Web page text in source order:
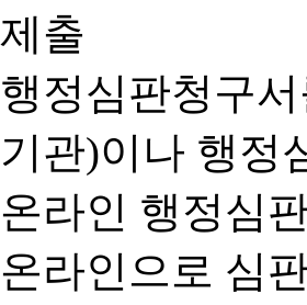
행정심판청구
기관)이나 행정
온라인 행정심
온라인으로 심